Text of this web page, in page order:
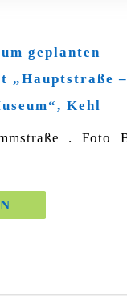
geplanten
„Hauptstraße –
Kehl
. Foto
LESEN